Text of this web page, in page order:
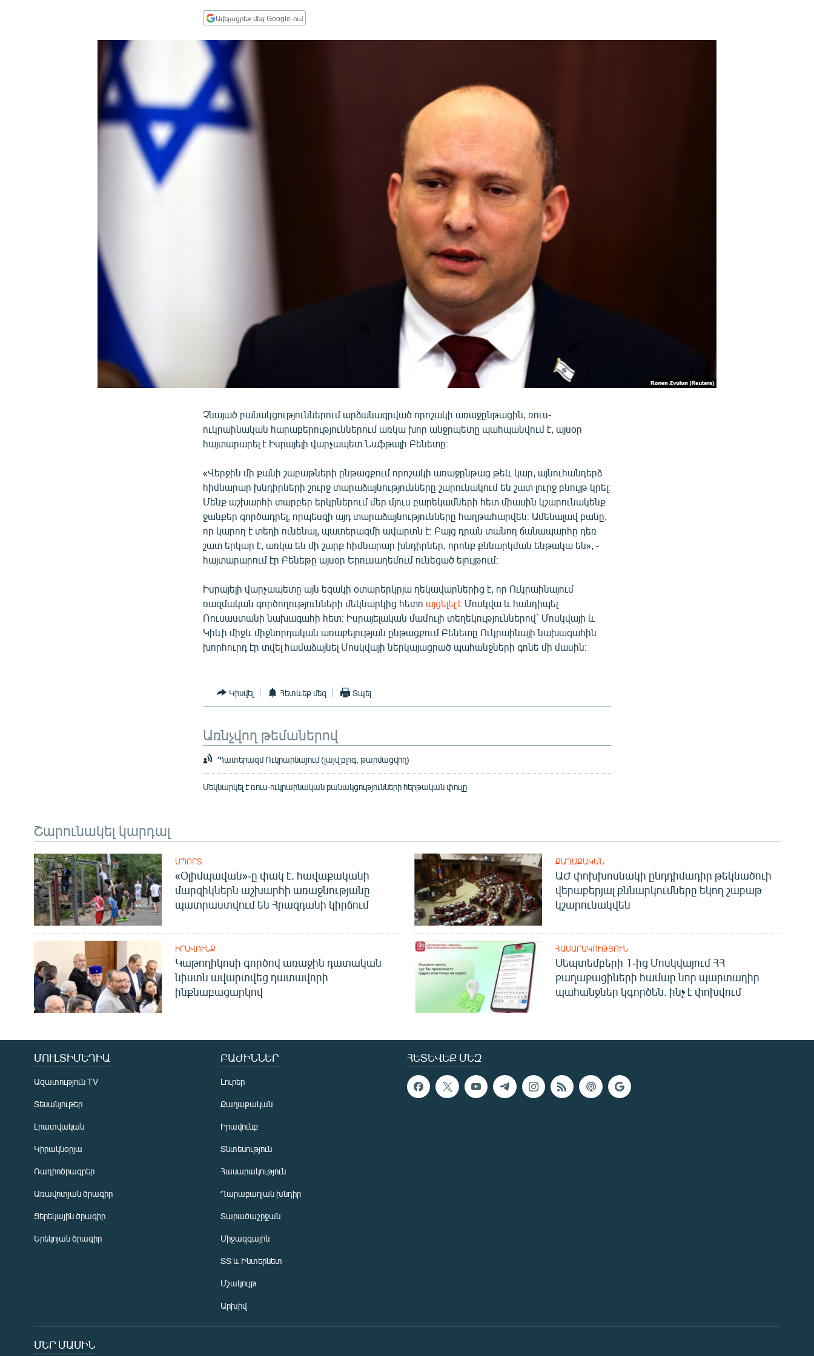
ՄԵԿՆԱԲԱՆՈՒԹՅՈՒՆ
Ավելացրեք մեզ Google-ում
Չնայած բանակցություններում արձանագրված որոշակի առաջընթացին, ռուս-
ուկրաինական հարաբերություններում առկա խոր անջրպետը պահպանվում է, այսօր
հայտարարել է Իսրայելի վարչապետ Նաֆթալի Բենետը։
«Վերջին մի քանի շաբաթների ընթացքում որոշակի առաջընթաց թեև կար, այնուհանդերձ
հիմնարար խնդիրների շուրջ տարաձայնությունները շարունակում են շատ լուրջ բնույթ կրել։
Մենք աշխարհի տարբեր երկրներում մեր մյուս բարեկամների հետ միասին կշարունակենք
ջանքեր գործադրել, որպեսզի այդ տարաձայնությունները հաղթահարվեն։ Ամենալավ բանը,
որ կարող է տեղի ունենալ, պատերազմի ավարտն է։ Բայց դրան տանող ճանապարհը դեռ
շատ երկար է, առկա են մի շարք հիմնարար խնդիրներ, որոնք քննարկման ենթակա են», -
հայտարարում էր Բենեթը այսօր Երուսաղեմում ունեցած ելույթում։
Իսրայելի վարչապետը այն եզակի օտարերկրյա ղեկավարներից է, որ Ուկրաինայում
ռազմական գործողությունների մեկնարկից հետո այցելել էՄոսկվա և հանդիպել
Ռուսաստանի նախագահի հետ։ Իսրայելական մամուլի տեղեկություններով` Մոսկվայի և
Կիևի միջև միջնորդական առաքելության ընթացքում Բենետը Ուկրաինայի նախագահին
խորհուրդ էր տվել համաձայնել Մոսկվայի ներկայացրած պահանջների գոնե մի մասին։
Կիսվել Հետևեք մեզ Տպել
Առնչվող թեմաներով
Պատերազմ Ուկրաինայում (լայվ բլոգ, թարմացվող)
Մեկնարկել է ռուս-ուկրաինական բանակցությունների հերթական փուլը
Շարունակել կարդալ
ՍՊՈՐՏ
«Օլիմպավան»-ը փակ է. հավաքականի
մարզիկներն աշխարհի առաջնությանը
պատրաստվում են Հրազդանի կիրճում
ՔԱՂԱՔԱԿԱՆ
ԱԺ փոխխոսնակի ընդդիմադիր թեկնածուի
վերաբերյալ քննարկումները եկող շաբաթ
կշարունակվեն
ԻՐԱՎՈՒՆՔ
Կաթողիկոսի գործով առաջին դատական
նիստն ավարտվեց դատավորի
ինքնաբացարկով
ՀԱՍԱՐԱԿՈՒԹՅՈՒՆ
Սեպտեմբերի 1-ից Մոսկվայում ՀՀ
քաղաքացիների համար նոր պարտադիր
պահանջներ կգործեն. ինչ է փոխվում
ՀԵՏԵՎԵՔ ՄԵԶ
ՄՈՒԼՏԻՄԵԴԻԱ
Ազատություն TV
Տեսանյութեր
Լրատվական
Կիրակնօրյա
Ռադիոծրագրեր
Առավոտյան ծրագիր
Ցերեկային ծրագիր
Երեկոյան ծրագիր
ԲԱԺԻՆՆԵՐ
Լուրեր
Քաղաքական
Իրավունք
Տնտեսություն
Հասարակություն
Ղարաբաղյան խնդիր
Տարածաշրջան
Միջազգային
ՏՏ և Ինտերնետ
Մշակույթ
Արխիվ
ՄԵՐ ՄԱՍԻՆ